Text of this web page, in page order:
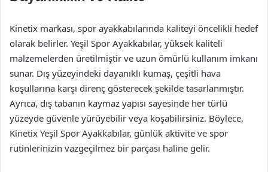
Kinetix markası, spor ayakkabılarında kaliteyi öncelikli hedef
olarak belirler. Yeşil Spor Ayakkabılar, yüksek kaliteli
malzemelerden üretilmiştir ve uzun ömürlü kullanım imkanı
sunar. Dış yüzeyindeki dayanıklı kumaş, çeşitli hava
koşullarına karşı direnç gösterecek şekilde tasarlanmıştır.
Ayrıca, dış tabanın kaymaz yapısı sayesinde her türlü
yüzeyde güvenle yürüyebilir veya koşabilirsiniz. Böylece,
Kinetix Yeşil Spor Ayakkabılar, günlük aktivite ve spor
rutinlerinizin vazgeçilmez bir parçası haline gelir.